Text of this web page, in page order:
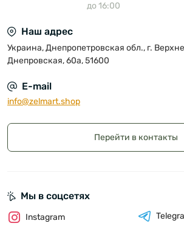
до 16:00
Наш адрес
Украина, Днепропетровская обл., г.
Днепровская, 60а, 51600
E-mail
info@zelmart.shop
Перейти в контакты
Мы в соцсетях
Instagram